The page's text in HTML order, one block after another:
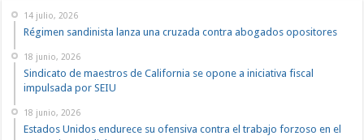
14 julio, 2026
Régimen sandinista lanza una cruzada contra abogados opositores
18 junio, 2026
Sindicato de maestros de California se opone a iniciativa fiscal
impulsada por SEIU
18 junio, 2026
Estados Unidos endurece su ofensiva contra el trabajo forzoso en el